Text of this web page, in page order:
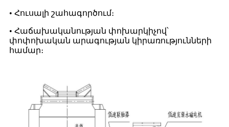
• Հուսալի շահագործում։
• Հաճախականության փոխարկիչով՝
փոփոխական արագության կիրառությունների
համար։